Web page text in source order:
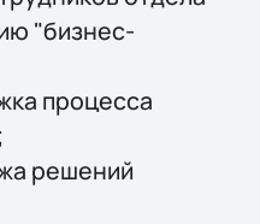
"бизнес-
процесса
решений